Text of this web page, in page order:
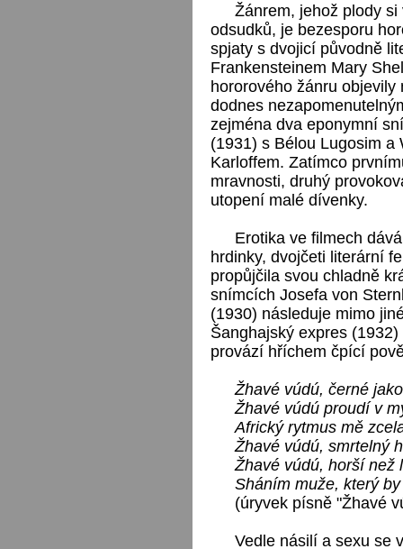
Žánrem, jehož plody
odsudků, je bezesporu
spjaty s dvojicí původně
Frankensteinem Mary
hororového žánru
dodnes
zejména dva eponymní
(1931) s Bélou Lugosim a
Karloffem. Zatímco
mravnosti, druhý
utopení malé dívenky.
Erotika ve filmech
hrdinky, dvojčeti literární
propůjčila svou chladně
snímcích Josefa von
(1930) následuje mimo
Šanghajský expres
provází hříchem čpící
Žhavé vúdú, černé
Žhavé vúdú proudí v
Africký rytmus mě
Žhavé vúdú, smrtelný
Žhavé vúdú, horší než
Sháním muže, který
(úryvek písně "Žhavé
Vedle násilí a sexu se